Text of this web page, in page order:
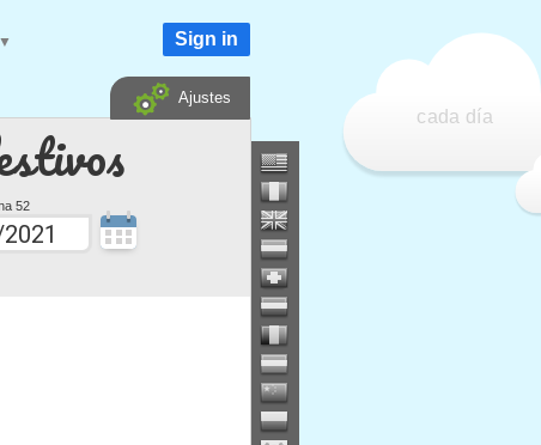
52
cada día
▼ Sign in
Ajustes